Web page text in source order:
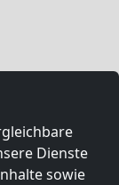
Dienste
sowie